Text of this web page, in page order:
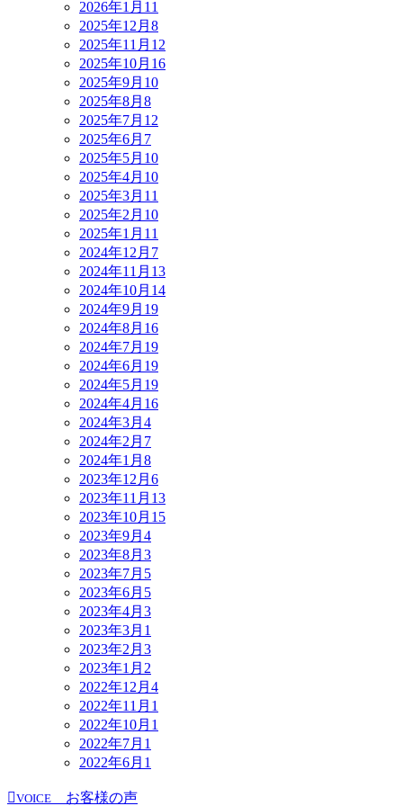
2026年1月 11
2025年12月 8
2025年11月 12
2025年10月 16
2025年9月 10
2025年8月 8
2025年7月 12
2025年6月 7
2025年5月 10
2025年4月 10
2025年3月 11
2025年2月 10
2025年1月 11
2024年12月 7
2024年11月 13
2024年10月 14
2024年9月 19
2024年8月 16
2024年7月 19
2024年6月 19
2024年5月 19
2024年4月 16
2024年3月 4
2024年2月 7
2024年1月 8
2023年12月 6
2023年11月 13
2023年10月 15
2023年9月 4
2023年8月 3
2023年7月 5
2023年6月 5
2023年4月 3
2023年3月 1
2023年2月 3
2023年1月 2
2022年12月 4
2022年11月 1
2022年10月 1
2022年7月 1
2022年6月 1
VOICE お客様の声